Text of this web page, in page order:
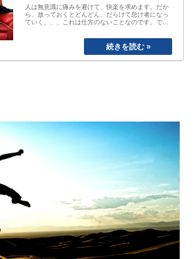
人は無意識に痛みを避けて、快楽を求めます。だか
ら、放っておくとどんどん、だらけて怠け者になっ
ていく、、、これは仕方のないことなのです。で
私も以前は、おもいきり、「ぐうたら属性」でし
た。食べたら寝る、めんどくさいから明日でいい
や、、と言い続けて結局やらない、忘れてしまう
etc…